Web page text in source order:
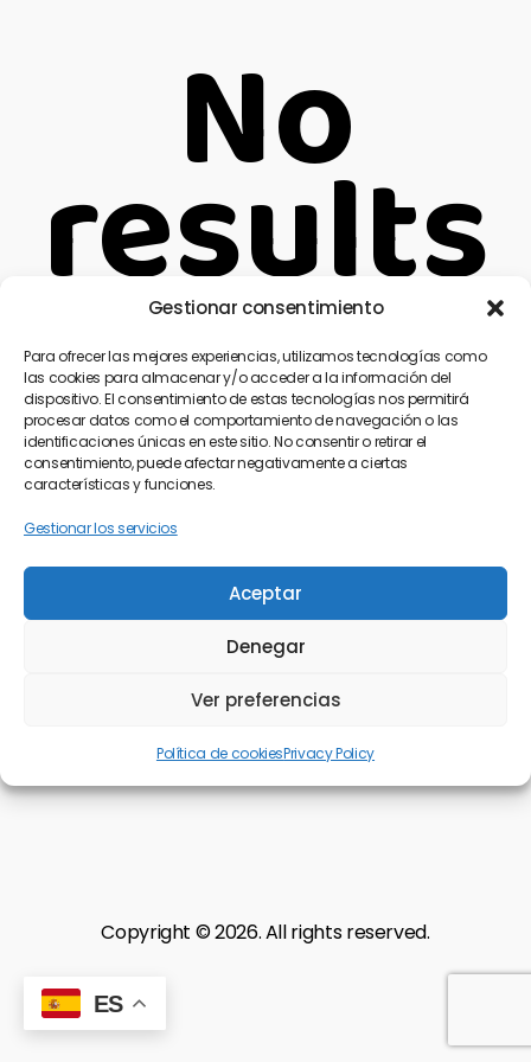
Gestionar consentimiento
Para ofrecer las mejores experiencias, utilizamos tecnologías como
las cookies para almacenar y/o acceder a la información del
dispositivo. El consentimiento de estas tecnologías nos permitirá
procesar datos como el comportamiento de navegación o las
identificaciones únicas en este sitio. No consentir o retirar el
consentimiento, puede afectar negativamente a ciertas
características y funciones.
Gestionar los servicios
Aceptar
Denegar
Ver preferencias
Política de cookiesPrivacy Policy
No
results
We're sorry, but your query
did not match
Can't find what you need? Take a moment and do
a search below or start fromour homepage
Copyright © 2026. All rights reserved.
ES